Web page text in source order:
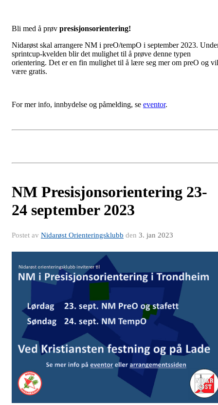
Bli med å prøv presisjonsorientering!
Nidarøst skal arrangere NM i preO/tempO i september 2023.
sprintcup-kvelden blir det mulighet til å prøve denne typen
orientering. Det er en fin mulighet til å lære seg mer om preO og vil
være gratis.
For mer info, innbydelse og påmelding, se eventor.
NM Presisjonsorientering 23-
24 september 2023
Postet av Nidarøst Orienteringsklubb den 3. jan 2023